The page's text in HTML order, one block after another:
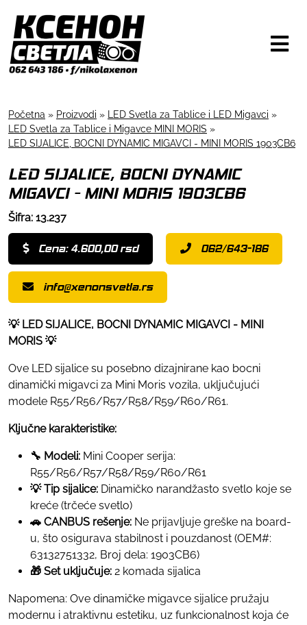
Početna » Proizvodi » LED Svetla za Tablice i LED Migavci »
LED Svetla za Tablice i Migavce MINI MORIS »
LED SIJALICE, BOCNI DYNAMIC MIGAVCI - MINI MORIS 1903CB6
LED SIJALICE, BOCNI DYNAMIC
MIGAVCI - MINI MORIS 1903CB6
Šifra: 13.237
Cena: 4.600,00 rsd 062/643-186
info@xenonsvetla.rs
💡 LED SIJALICE, BOCNI DYNAMIC MIGAVCI - MINI
MORIS 💡
Ove LED sijalice su posebno dizajnirane kao bocni
dinamički migavci za Mini Moris vozila, uključujući
modele R55/R56/R57/R58/R59/R60/R61.
Ključne karakteristike:
🔧 Modeli: Mini Cooper serija:
R55/R56/R57/R58/R59/R60/R61
💡 Tip sijalice: Dinamičko narandžasto svetlo koje se
kreće (trčeće svetlo)
🚗 CANBUS rešenje: Ne prijavljuje greške na board-
u, što osigurava stabilnost i pouzdanost (OEM#:
63132751332, Broj dela: 1903CB6)
🎁 Set uključuje: 2 komada sijalica
Napomena: Ove dinamičke migavce sijalice pružaju
modernu i atraktivnu estetiku, uz funkcionalnost koja će